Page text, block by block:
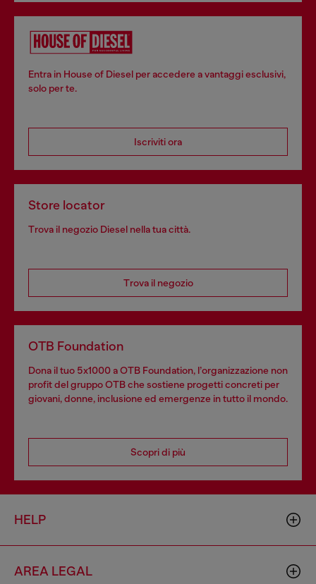
Entra in House of Diesel per accedere a vantaggi esclusivi,
solo per te.
Iscriviti ora
Store locator
Trova il negozio Diesel nella tua città.
Trova il negozio
OTB Foundation
Dona il tuo 5x1000 a OTB Foundation, l’organizzazione non
profit del gruppo OTB che sostiene progetti concreti per
giovani, donne, inclusione ed emergenze in tutto il mondo.
Scopri di più
HELP
AREA LEGAL